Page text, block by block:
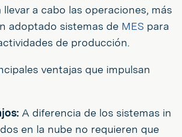
llevar a cabo las operaciones, más
adoptado sistemas de MES para
de producción.
ventajas que impulsan
A diferencia de los sistemas in
en la nube no requieren que